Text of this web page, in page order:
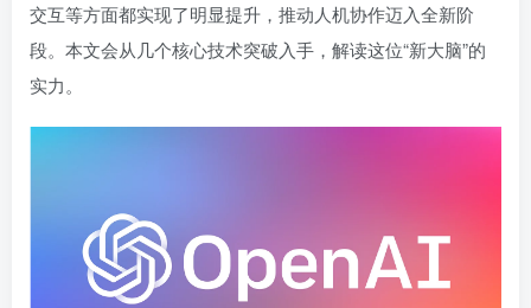
交互等方面都实现了明显提升，推动人机协作迈入全新阶
段。本文会从几个核心技术突破入手，解读这位“新大脑”的
实力。